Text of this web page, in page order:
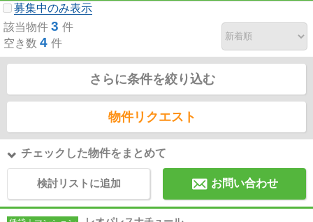
募集中のみ表示
該当物件 3 件
空き数 4 件
さらに条件を絞り込む
物件リクエスト
チェックした物件をまとめて
検討リストに追加 お問い合わせ